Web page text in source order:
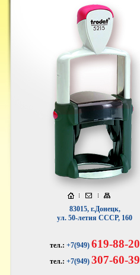
83015, г.Донецк,
ул. 50-летия СССР, 160
тел.: +7(949) 619-88-20
тел.: +7(949) 307-60-39